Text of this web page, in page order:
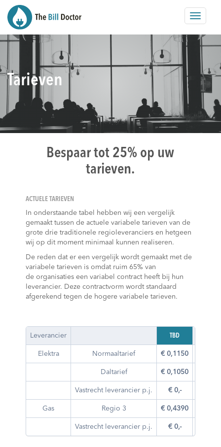
Toggle
Tarieven
Bespaar tot 25% op uw
tarieven.
ACTUELE TARIEVEN
In onderstaande tabel hebben wij een vergelijk
gemaakt tussen de actuele variabele tarieven van de
grote drie traditionele regioleveranciers en hetgeen
wij op dit moment minimaal kunnen realiseren.
De reden dat er een vergelijk wordt gemaakt met de
variabele tarieven is omdat ruim 65% van
de organisaties een variabel contract heeft bij hun
leverancier. Deze contractvorm wordt standaard
afgerekend tegen de hogere variabele tarieven.
Leverancier TBD
Elektra Normaaltarief € 0,1150
Daltarief € 0,1050
Vastrecht leverancier p.j. € 0,-
Gas Regio 3 € 0,4390
Vastrecht leverancier p.j. € 0,-